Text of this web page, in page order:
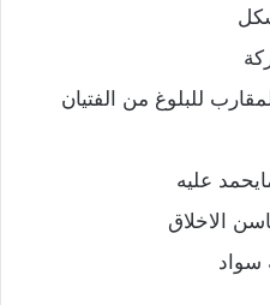
للبلوغ من الفتيان
عليه
الاخلاق
سواد